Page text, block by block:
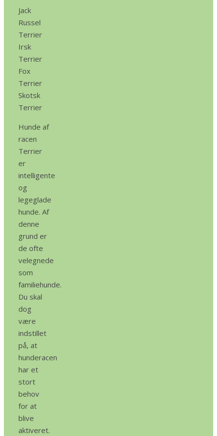
Jack
Russel
Terrier
Irsk
Terrier
Fox
Terrier
Skotsk
Terrier
Hunde af
racen
Terrier
er
intelligente
og
legeglade
hunde. Af
denne
grund er
de ofte
velegnede
som
familiehunde.
Du skal
dog
være
indstillet
på, at
hunderacen
har et
stort
behov
for at
blive
aktiveret.